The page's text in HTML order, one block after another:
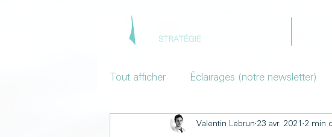
Tout afficher Éclairages (notre newsletter)
Valentin Lebrun 23 avr. 2021 2 min